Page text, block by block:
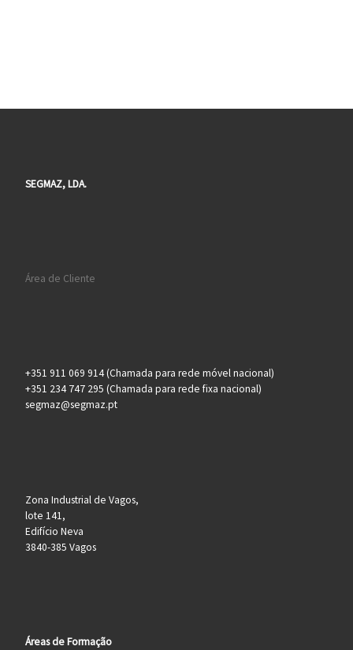
SEGMAZ, LDA.
Área de Cliente
+351 911 069 914 (Chamada para rede móvel nacional)
+351 234 747 295 (Chamada para rede fixa nacional)
segmaz@segmaz.pt
Zona Industrial de Vagos,
lote 141,
Edifício Neva
3840-385 Vagos
Áreas de Formação